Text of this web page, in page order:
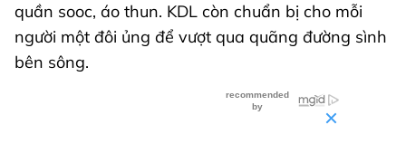
quần sooc, áo thun. KDL còn chuẩn bị cho mỗi
người một đôi ủng để vượt qua quãng đường sình
bên sông.